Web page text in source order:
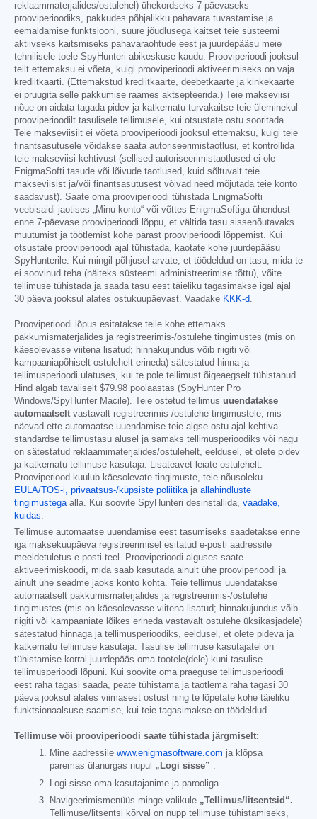
reklaammaterjalides/ostulehel) ühekordseks 7-päevaseks
prooviperioodiks, pakkudes põhjalikku pahavara tuvastamise ja
eemaldamise funktsiooni, suure jõudlusega kaitset teie süsteemi
aktiivseks kaitsmiseks pahavaraohtude eest ja juurdepääsu meie
tehnilisele toele SpyHunteri abikeskuse kaudu. Prooviperioodi jooksul
teilt ettemaksu ei võeta, kuigi prooviperioodi aktiveerimiseks on vaja
krediitkaarti. (Ettemakstud krediitkaarte, deebetkaarte ja kinkekaarte
ei pruugita selle pakkumise raames aktsepteerida.) Teie makseviisi
nõue on aidata tagada pidev ja katkematu turvakaitse teie üleminekul
prooviperioodilt tasulisele tellimusele, kui otsustate ostu sooritada.
Teie makseviisilt ei võeta prooviperioodi jooksul ettemaksu, kuigi teie
finantsasutusele võidakse saata autoriseerimistaotlusi, et kontrollida
teie makseviisi kehtivust (sellised autoriseerimistaotlused ei ole
EnigmaSofti tasude või lõivude taotlused, kuid sõltuvalt teie
makseviisist ja/või finantsasutusest võivad need mõjutada teie konto
saadavust). Saate oma prooviperioodi tühistada EnigmaSofti
veebisaidi jaotises „Minu konto“ või võttes EnigmaSoftiga ühendust
enne 7-päevase prooviperioodi lõppu, et vältida tasu sissenõutavaks
muutumist ja töötlemist kohe pärast prooviperioodi lõppemist. Kui
otsustate prooviperioodi ajal tühistada, kaotate kohe juurdepääsu
SpyHunterile. Kui mingil põhjusel arvate, et töödeldud on tasu, mida te
ei soovinud teha (näiteks süsteemi administreerimise tõttu), võite
tellimuse tühistada ja saada tasu eest täieliku tagasimakse igal ajal
30 päeva jooksul alates ostukuupäevast. Vaadake KKK-d.
Prooviperioodi lõpus esitatakse teile kohe ettemaks
pakkumismaterjalides ja registreerimis-/ostulehe tingimustes (mis on
käesolevasse viitena lisatud; hinnakujundus võib riigiti või
kampaaniapõhiselt ostulehelt erineda) sätestatud hinna ja
tellimusperioodi ulatuses, kui te pole tellimust õigeaegselt tühistanud.
Hind algab tavaliselt $79.98 poolaastas (SpyHunter Pro
Windows/SpyHunter Macile). Teie ostetud tellimus uuendatakse
automaatselt vastavalt registreerimis-/ostulehe tingimustele, mis
näevad ette automaatse uuendamise teie algse ostu ajal kehtiva
standardse tellimustasu alusel ja samaks tellimusperioodiks või nagu
on sätestatud reklaamimaterjalides/ostulehelt, eeldusel, et olete pidev
ja katkematu tellimuse kasutaja. Lisateavet leiate ostulehelt.
Prooviperiood kuulub käesolevate tingimuste, teie nõusoleku
EULA/TOS-i, privaatsus-/küpsiste poliitikaja allahindluste
tingimustegaalla. Kui soovite SpyHunteri desinstallida, vaadake,
kuidas.
Tellimuse automaatse uuendamise eest tasumiseks saadetakse enne
iga maksekuupäeva registreerimisel esitatud e-posti aadressile
meeldetuletus e-posti teel. Prooviperioodi alguses saate
aktiveerimiskoodi, mida saab kasutada ainult ühe prooviperioodi ja
ainult ühe seadme jaoks konto kohta. Teie tellimus uuendatakse
automaatselt pakkumismaterjalides ja registreerimis-/ostulehe
tingimustes (mis on käesolevasse viitena lisatud; hinnakujundus võib
riigiti või kampaaniate lõikes erineda vastavalt ostulehe üksikasjadele)
sätestatud hinnaga ja tellimusperioodiks, eeldusel, et olete pideva ja
katkematu tellimuse kasutaja. Tasulise tellimuse kasutajatel on
tühistamise korral juurdepääs oma tootele(dele) kuni tasulise
tellimusperioodi lõpuni. Kui soovite oma praeguse tellimusperioodi
eest raha tagasi saada, peate tühistama ja taotlema raha tagasi 30
päeva jooksul alates viimasest ostust ning te lõpetate kohe täieliku
funktsionaalsuse saamise, kui teie tagasimakse on töödeldud.
Tellimuse või prooviperioodi saate tühistada järgmiselt:
Mine aadressile www.enigmasoftware.com ja klõpsa
paremas ülanurgas nupul „Logi sisse” .
Logi sisse oma kasutajanime ja parooliga.
Navigeerimismenüüs minge valikule „Tellimus/litsentsid“.
Tellimuse/litsentsi kõrval on nupp tellimuse tühistamiseks,